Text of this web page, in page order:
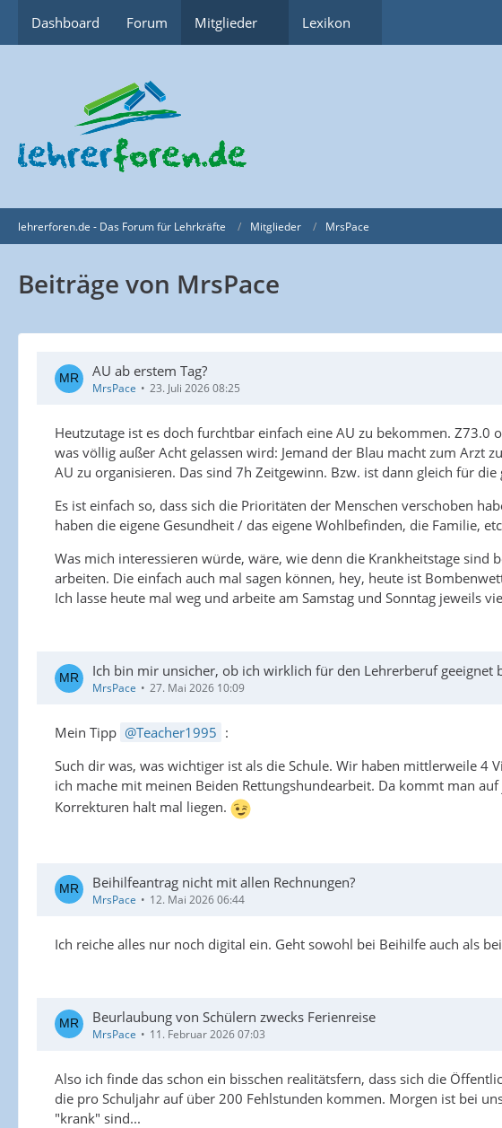
Dashboard Forum Mitglieder Lexikon
lehrerforen.de - Das Forum für Lehrkräfte Mitglieder MrsPace
Beiträge von MrsPace
AU ab erstem Tag?
MrsPace 23. Juli 2026 08:25
Heutzutage ist es doch furchtbar einfach eine AU zu bekommen.
was völlig außer Acht gelassen wird: Jemand der Blau macht zum Arzt
AU zu organisieren. Das sind 7h Zeitgewinn. Bzw. ist dann gleich für
Es ist einfach so, dass sich die Prioritäten der Menschen verschoben
haben die eigene Gesundheit / das eigene Wohlbefinden, die Familie,
Was mich interessieren würde, wäre, wie denn die Krankheitstage
arbeiten. Die einfach auch mal sagen können, hey, heute ist
Ich lasse heute mal weg und arbeite am Samstag und Sonntag jeweils
Ich bin mir unsicher, ob ich wirklich für den Lehrerberuf geeignet
MrsPace 27. Mai 2026 10:09
Mein Tipp Teacher1995 :
Such dir was, was wichtiger ist als die Schule. Wir haben mittlerweile
ich mache mit meinen Beiden Rettungshundearbeit. Da kommt man
Korrekturen halt mal liegen.
Beihilfeantrag nicht mit allen Rechnungen?
MrsPace 12. Mai 2026 06:44
Ich reiche alles nur noch digital ein. Geht sowohl bei Beihilfe auch als
Beurlaubung von Schülern zwecks Ferienreise
MrsPace 11. Februar 2026 07:03
Also ich finde das schon ein bisschen realitätsfern, dass sich die
die pro Schuljahr auf über 200 Fehlstunden kommen. Morgen ist bei
"krank" sind...